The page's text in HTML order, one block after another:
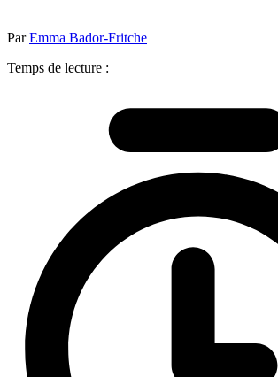
ParEmma Bador-Fritche
Temps de lecture :